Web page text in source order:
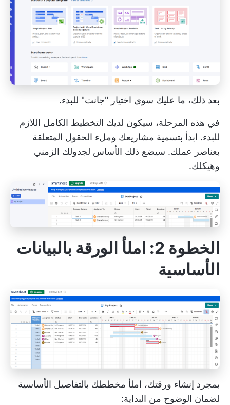
بعد ذلك، ما عليك سوى اختيار "جانت" للبدء.
في هذه المرحلة، سيكون لديك التخطيط الكامل اللازم
للبدء. ابدأ بتسمية مشاريعك وملء الحقول المتعلقة
بعناصر عملك. سيضع ذلك الأساس لجدولك الزمني
وهيكلك.
الخطوة 2: املأ الورقة بالبيانات
الأساسية
بمجرد إنشاء ورقتك، املأ مخططك بالتفاصيل الأساسية
لضمان الوضوح من البداية: